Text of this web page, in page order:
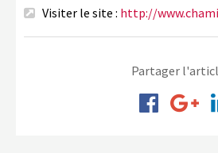
Visiter le site : http://
Partager